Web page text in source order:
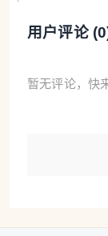
变，中国高端
用户评论 (0
暂无评论，快